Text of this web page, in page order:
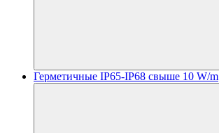
Герметичные IP65-IP68 свыше 10 W/m